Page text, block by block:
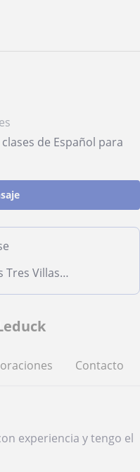
de Español para
Abrucena, Abla, Fiñana, Las Tres Villas, Dólar
Contacto
experiencia y tengo el